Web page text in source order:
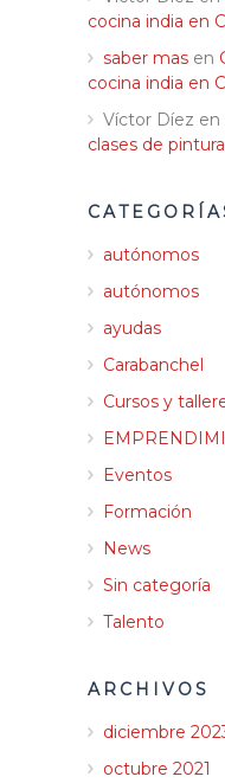
cocina india en
saber mas en
cocina india en
Víctor Díez en
clases de
autónomos
autónomos
ayudas
Carabanchel
Cursos y
Eventos
Formación
News
Sin categoría
Talento
ARCHIVOS
diciembre
octubre 2021